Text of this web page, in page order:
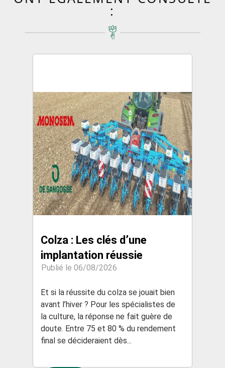
:
Colza : Les clés d’une
implantation réussie
Publié le 06/08/2026
Et si la réussite du colza se jouait bien
avant l’hiver ? Pour les spécialistes de
la culture, la réponse ne fait guère de
doute. Entre 75 et 80 % du rendement
final se décideraient dès...